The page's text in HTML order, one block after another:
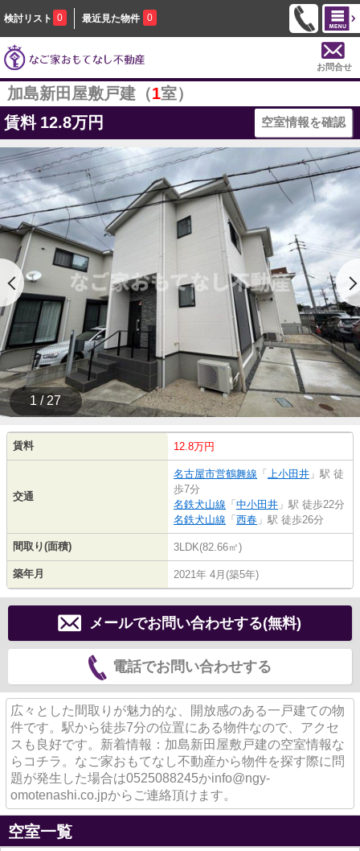
検討リスト 0 最近見た物件 0
お問合せ
加島新田屋敷戸建（1室）
賃料 12.8万円 空室情報を確認
1 / 27
賃料 12.8万円
交通
名古屋市営鶴舞線 「 上小田井 」駅 徒
歩7分
名鉄犬山線 「 中小田井 」駅 徒歩22分
名鉄犬山線 「 西春 」駅 徒歩26分
間取り(面積) 3LDK(82.66㎡)
築年月 2021年 4月(築5年)
メールでお問い合わせする(無料)
電話でお問い合わせする
広々とした間取りが魅力的な、開放感のある一戸建ての物
件です。駅から徒歩7分の位置にある物件なので、アクセ
スも良好です。新着情報：加島新田屋敷戸建の空室情報な
らコチラ。なご家おもてなし不動産から物件を探す際に問
題が発生した場合は0525088245かinfo@ngy-
omotenashi.co.jpからご連絡頂けます。
空室一覧